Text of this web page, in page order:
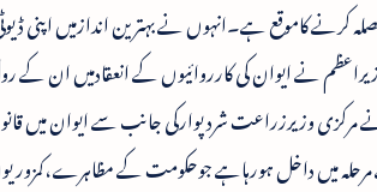
کرنے کاموقع ہے۔انہوں نے بہترین اندازمیں
نے ایوان کی کارروائیوں کے انعقادمیں ان
وزیرزراعت شردپوارکی جانب سے ایوان میں
میں داخل ہورہاہے جوحکومت کے